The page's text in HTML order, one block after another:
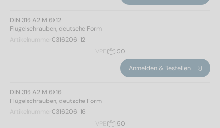
DIN 316 A2 M 6X12
Flügelschrauben, deutsche Form
Artikelnummer0316206  12
VPE
50
Anmelden & Bestellen
DIN 316 A2 M 6X16
Flügelschrauben, deutsche Form
Artikelnummer0316206  16
VPE
50